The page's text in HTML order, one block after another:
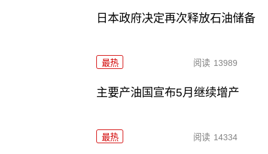
日本政府决定再次释放石油储备
最热 阅读 13989
主要产油国宣布5月继续增产
最热 阅读 14334